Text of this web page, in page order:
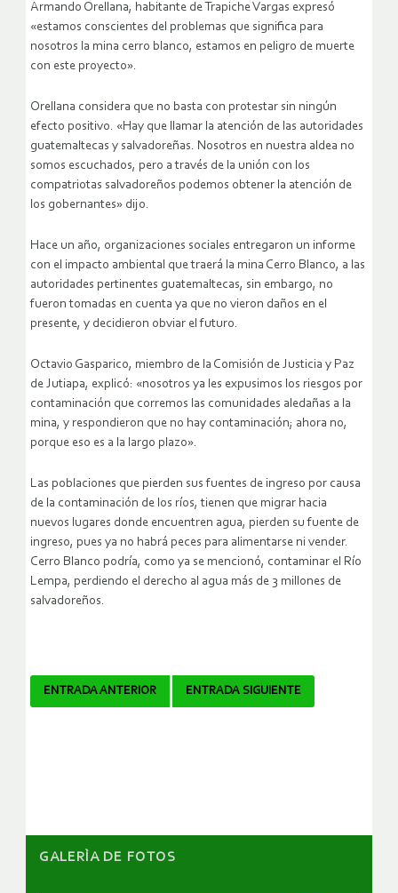
Armando Orellana, habitante de Trapiche Vargas expresó
«estamos conscientes del problemas que significa para
nosotros la mina cerro blanco, estamos en peligro de muerte
con este proyecto».
Orellana considera que no basta con protestar sin ningún
efecto positivo. «Hay que llamar la atención de las autoridades
guatemaltecas y salvadoreñas. Nosotros en nuestra aldea no
somos escuchados, pero a través de la unión con los
compatriotas salvadoreños podemos obtener la atención de
los gobernantes» dijo.
Hace un año, organizaciones sociales entregaron un informe
con el impacto ambiental que traerá la mina Cerro Blanco, a las
autoridades pertinentes guatemaltecas, sin embargo, no
fueron tomadas en cuenta ya que no vieron daños en el
presente, y decidieron obviar el futuro.
Octavio Gasparico, miembro de la Comisión de Justicia y Paz
de Jutiapa, explicó: «nosotros ya les expusimos los riesgos por
contaminación que corremos las comunidades aledañas a la
mina, y respondieron que no hay contaminación; ahora no,
porque eso es a la largo plazo».
Las poblaciones que pierden sus fuentes de ingreso por causa
de la contaminación de los ríos, tienen que migrar hacia
nuevos lugares donde encuentren agua, pierden su fuente de
ingreso, pues ya no habrá peces para alimentarse ni vender.
Cerro Blanco podría, como ya se mencionó, contaminar el Río
Lempa, perdiendo el derecho al agua más de 3 millones de
salvadoreños.
Navegador
ENTRADA ANTERIOR ENTRADA SIGUIENTE
GALERÌA DE FOTOS